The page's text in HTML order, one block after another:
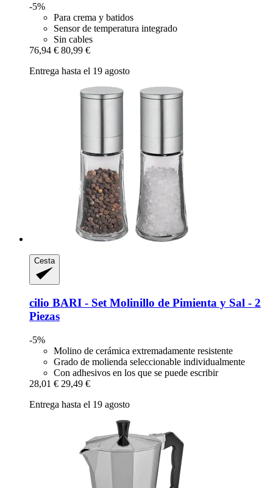
-5%
Para crema y batidos
Sensor de temperatura integrado
Sin cables
76,94 € 80,99 €
Entrega hasta el 19 agosto
Cesta
cilio BARI -​ Set Molinillo de Pimienta y Sal -​ 2
Piezas
-5%
Molino de cerámica extremadamente resistente
Grado de molienda seleccionable individualmente
Con adhesivos en los que se puede escribir
28,01 € 29,49 €
Entrega hasta el 19 agosto